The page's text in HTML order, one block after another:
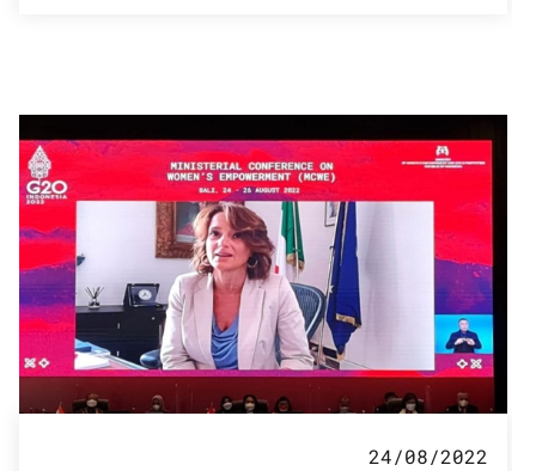
24/08/2022